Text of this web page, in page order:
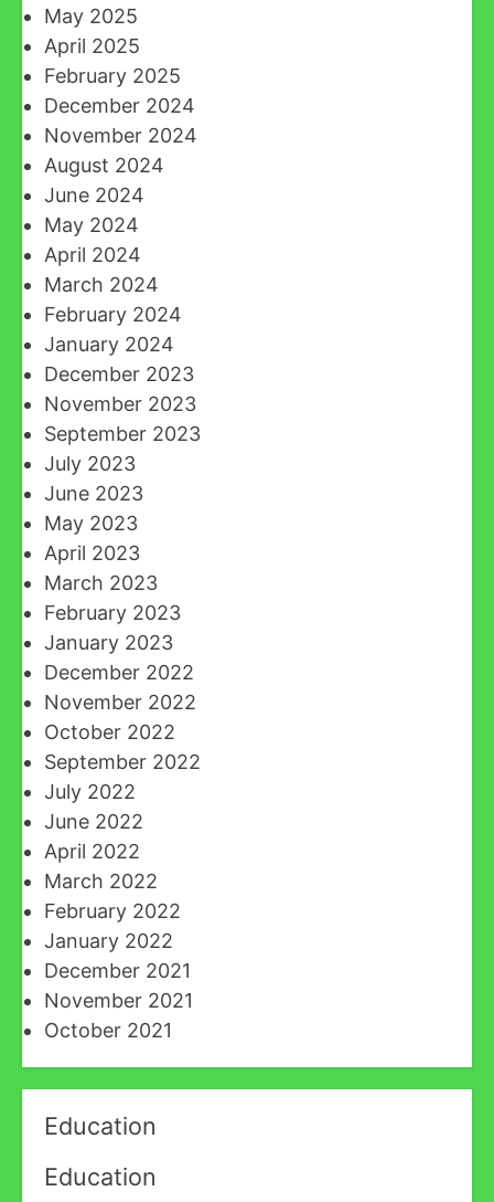
May 2025
April 2025
February 2025
December 2024
November 2024
August 2024
June 2024
May 2024
April 2024
March 2024
February 2024
January 2024
December 2023
November 2023
September 2023
July 2023
June 2023
May 2023
April 2023
March 2023
February 2023
January 2023
December 2022
November 2022
October 2022
September 2022
July 2022
June 2022
April 2022
March 2022
February 2022
January 2022
December 2021
November 2021
October 2021
Education
Education